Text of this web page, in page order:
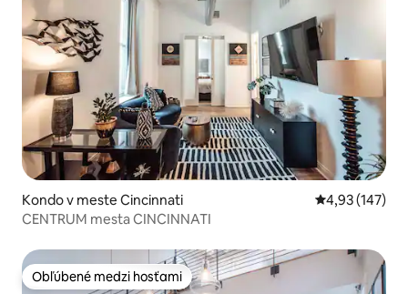
Kondo v meste Cincinnati Priemerné
4,93 (147)
CENTRUM mesta CINCINNATI
Obľúbené medzi hosťami
Obľúbené medzi hosťami